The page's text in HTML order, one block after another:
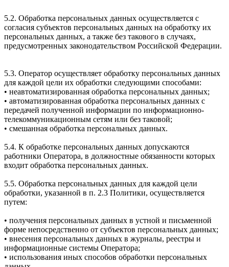
5.2. Обработка персональных данных осуществляется с
согласия субъектов персональных данных на обработку их
персональных данных, а также без такового в случаях,
предусмотренных законодательством Российской Федерации.
5.3. Оператор осуществляет обработку персональных данных
для каждой цели их обработки следующими способами:
• неавтоматизированная обработка персональных данных;
• автоматизированная обработка персональных данных с
передачей полученной информации по информационно-
телекоммуникационным сетям или без таковой;
• смешанная обработка персональных данных.
5.4. К обработке персональных данных допускаются
работники Оператора, в должностные обязанности которых
входит обработка персональных данных.
5.5. Обработка персональных данных для каждой цели
обработки, указанной в п. 2.3 Политики, осуществляется
путем:
• получения персональных данных в устной и письменной
форме непосредственно от субъектов персональных данных;
• внесения персональных данных в журналы, реестры и
информационные системы Оператора;
• использования иных способов обработки персональных